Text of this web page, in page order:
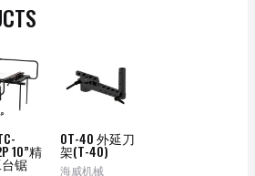
10”精
锯
OT-40 外延刀
架(T-40)
海威机械